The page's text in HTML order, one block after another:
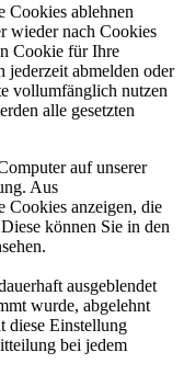
Cookies ablehnen
wieder nach Cookies
Cookie für Ihre
jederzeit abmelden oder
vollumfänglich nutzen
alle gesetzten
auf unserer
Aus
Cookies anzeigen, die
können Sie in den
ausgeblendet
wurde, abgelehnt
diese Einstellung
bei jedem